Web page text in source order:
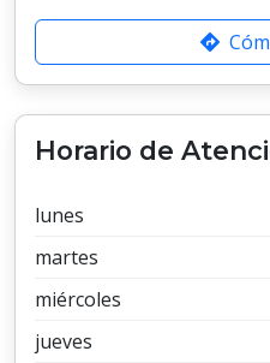
Horario de
lunes
martes
miércoles
jueves